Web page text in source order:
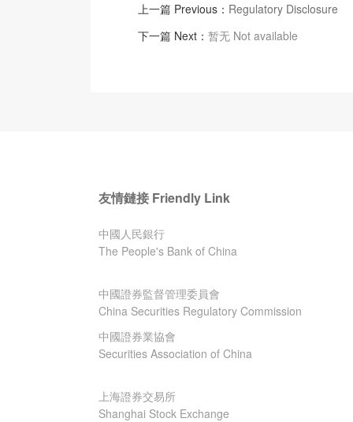
上一篇 Previous： Regulatory Disclosure
下一篇 Next： 暂无 Not available
友情鏈接 Friendly Link
中國人民銀行
The People's Bank of China
中國證券監督管理委員會
China Securities Regulatory Commission
中國證券業協會
Securities Association of China
上海證券交易所
Shanghai Stock Exchange